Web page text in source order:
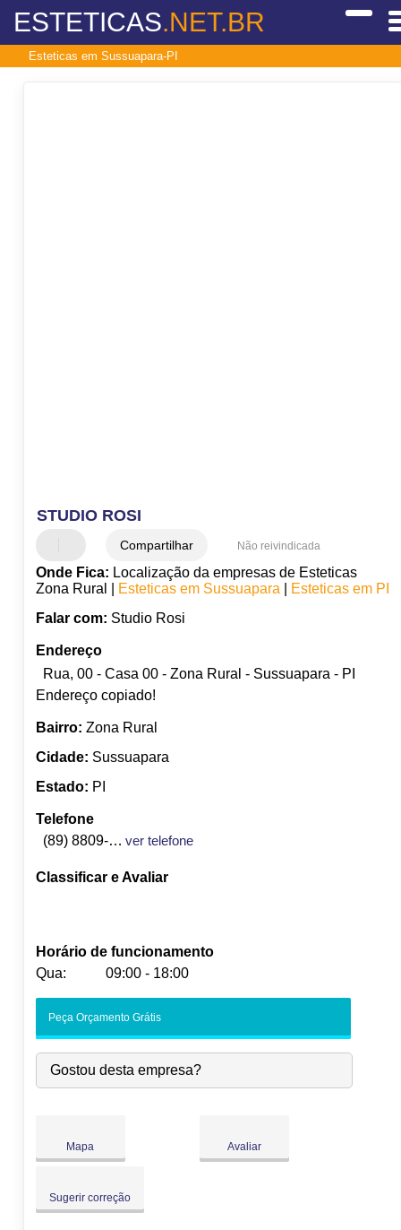
ESTETICAS.NET.BR
Esteticas em Sussuapara-PI
STUDIO ROSI
Compartilhar Não reivindicada
Onde Fica: Localização da empresas de Esteticas
Zona Rural |
Esteticas em Sussuapara|
Esteticas em PI
Falar com: Studio Rosi
Endereço
Rua, 00 - Casa 00 - Zona Rural - Sussuapara - PI
Endereço copiado!
Bairro: Zona Rural
Cidade: Sussuapara
Estado: PI
Telefone
(89) 8809-3825
ver telefone
Classificar e Avaliar
Horário de funcionamento
Qua:
09:00 - 18:00
-
Qua:
09:00-18:00
Qui:
09:00-18:00
Peça Orçamento Grátis
Gostou desta empresa?
Mapa Avaliar
Sugerir correção